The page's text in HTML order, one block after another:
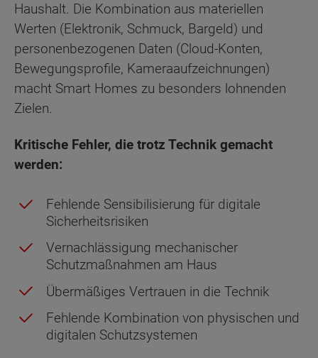
Haushalt. Die Kombination aus materiellen
Werten (Elektronik, Schmuck, Bargeld) und
personenbezogenen Daten (Cloud-Konten,
Bewegungsprofile, Kameraaufzeichnungen)
macht Smart Homes zu besonders lohnenden
Zielen.
Kritische Fehler, die trotz Technik gemacht
werden:
Fehlende Sensibilisierung für digitale
Sicherheitsrisiken
Vernachlässigung mechanischer
Schutzmaßnahmen am Haus
Übermäßiges Vertrauen in die Technik
Fehlende Kombination von physischen und
digitalen Schutzsystemen